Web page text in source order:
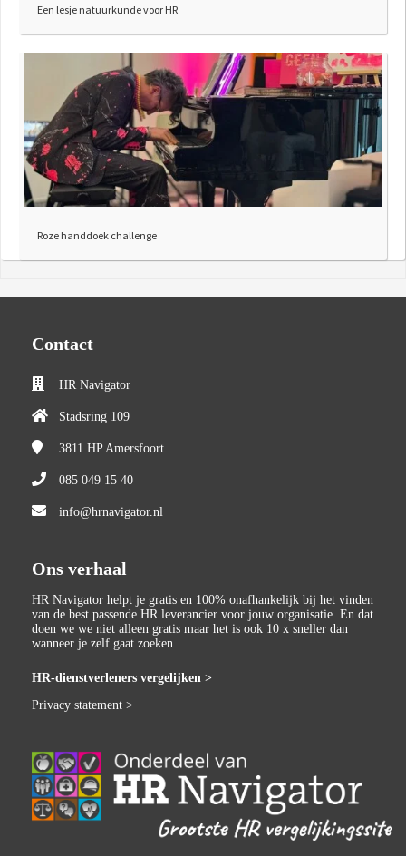
Een lesje natuurkunde voor HR
Roze handdoek challenge
Contact
HR Navigator
Stadsring 109
3811 HP Amersfoort
085 049 15 40
info@hrnavigator.nl
Ons verhaal
HR Navigator helpt je gratis en 100% onafhankelijk bij het vinden
van de best passende HR leverancier voor jouw organisatie. En dat
doen we we niet alleen gratis maar het is ook 10 x sneller dan
wanneer je zelf gaat zoeken.
HR-dienstverleners vergelijken >
Privacy statement >